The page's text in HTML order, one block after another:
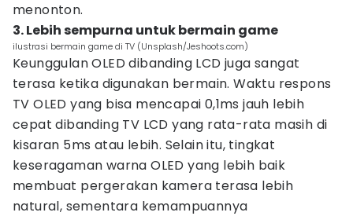
menonton.
3. Lebih sempurna untuk bermain game
ilustrasi bermain game di TV (Unsplash/Jeshoots.com)
Keunggulan OLED dibanding LCD juga sangat
terasa ketika digunakan bermain. Waktu respons
TV OLED yang bisa mencapai 0,1ms jauh lebih
cepat dibanding TV LCD yang rata-rata masih di
kisaran 5ms atau lebih. Selain itu, tingkat
keseragaman warna OLED yang lebih baik
membuat pergerakan kamera terasa lebih
natural, sementara kemampuannya